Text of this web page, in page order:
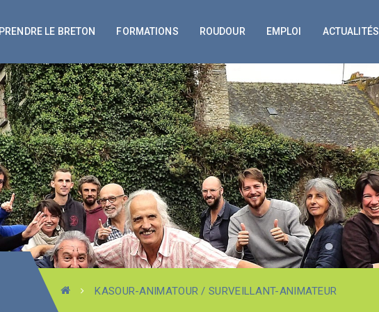
LE BRETON FORMATIONS ROUDOUR EMPLOI ACTUALITÉS
KASOUR-ANIMATOUR / SURVEILLANT-ANIMATEUR